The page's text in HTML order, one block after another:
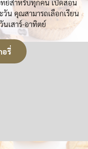
ย์สำหรับทุกคน เปิดสอน
น คุณสามารถเลือกเรียน
นเสาร์-อาทิตย์
อรี่